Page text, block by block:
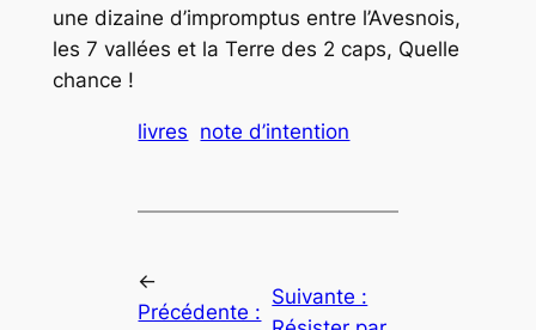
une dizaine d’impromptus entre l’Avesnois,
les 7 vallées et la Terre des 2 caps, Quelle
chance !
livres note d’intention
←
Précédente :
Suivante :